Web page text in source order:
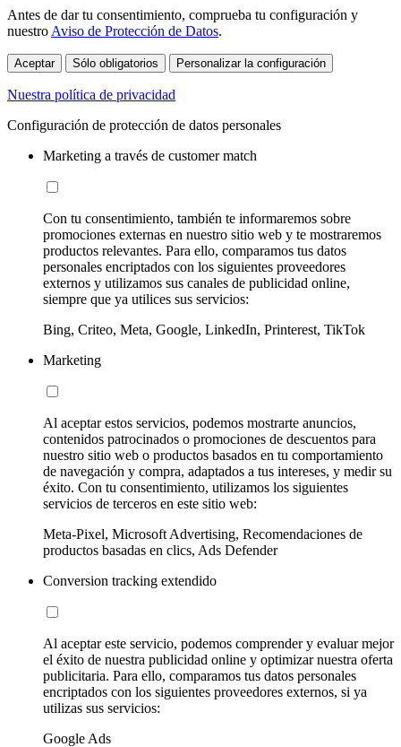
Antes de dar tu consentimiento, comprueba tu configuración y
nuestro Aviso de Protección de Datos.
Aceptar Sólo obligatorios Personalizar la configuración
Nuestra política de privacidad
Configuración de protección de datos personales
Marketing a través de customer match
Con tu consentimiento, también te informaremos sobre
promociones externas en nuestro sitio web y te mostraremos
productos relevantes. Para ello, comparamos tus datos
personales encriptados con los siguientes proveedores
externos y utilizamos sus canales de publicidad online,
siempre que ya utilices sus servicios:
Bing, Criteo, Meta, Google, LinkedIn, Printerest, TikTok
Marketing
Al aceptar estos servicios, podemos mostrarte anuncios,
contenidos patrocinados o promociones de descuentos para
nuestro sitio web o productos basados en tu comportamiento
de navegación y compra, adaptados a tus intereses, y medir su
éxito. Con tu consentimiento, utilizamos los siguientes
servicios de terceros en este sitio web:
Meta-Pixel, Microsoft Advertising, Recomendaciones de
productos basadas en clics, Ads Defender
Conversion tracking extendido
Al aceptar este servicio, podemos comprender y evaluar mejor
el éxito de nuestra publicidad online y optimizar nuestra oferta
publicitaria. Para ello, comparamos tus datos personales
encriptados con los siguientes proveedores externos, si ya
utilizas sus servicios:
Google Ads